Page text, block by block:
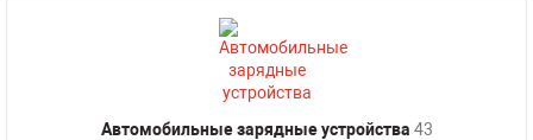
Автомобильные зарядные устройства 43